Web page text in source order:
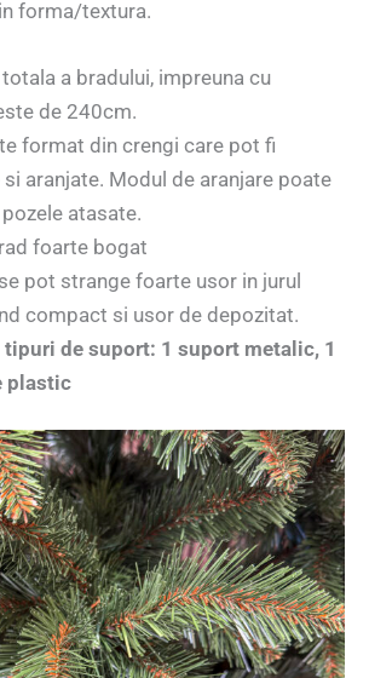
forma/textura.
a bradului, impreuna cu
de 240cm.
format din crengi care pot fi
aranjate. Modul de aranjare poate
atasate.
foarte bogat
pot strange foarte usor in jurul
compact si usor de depozitat.
tipuri de suport: 1 suport metalic, 1
plastic